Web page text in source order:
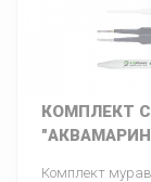
КОМПЛЕКТ С
Комплект